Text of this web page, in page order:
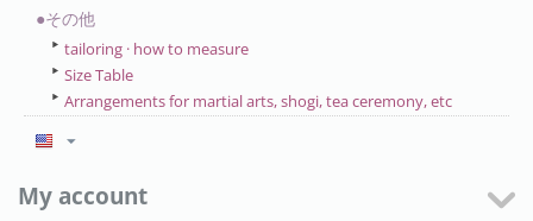
●その他
tailoring · how to measure
Size Table
Arrangements for martial arts, shogi, tea ceremony, etc
My account